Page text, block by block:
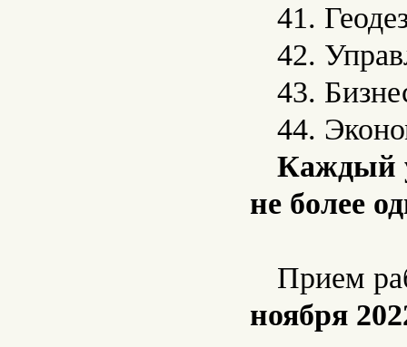
41.
42.
43.
44.
Каждый
не более
Прием
ноября